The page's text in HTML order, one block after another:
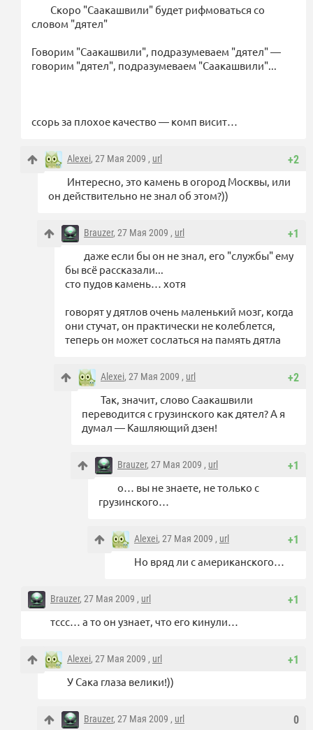
Скоро "Саакашвили" будет рифмоваться со
словом "дятел"
Говорим "Саакашвили", подразумеваем "дятел" —
говорим "дятел", подразумеваем "Саакашвили"...
ссорь за плохое качество — комп висит…
+2
Alexei, 27 Мая 2009 , url
Интересно, это камень в огород Москвы, или
он действительно не знал об этом?))
+1
Brauzer, 27 Мая 2009 , url
даже если бы он не знал, его "службы" ему
бы всё рассказали...
сто пудов камень… хотя
говорят у дятлов очень маленький мозг, когда
они стучат, он практически не колеблется,
теперь он может сослаться на память дятла
+2
Alexei, 27 Мая 2009 , url
Так, значит, слово Саакашвили
переводится с грузинского как дятел? А я
думал — Кашляющий дзен!
+1
Brauzer, 27 Мая 2009 , url
о… вы не знаете, не только с
грузинского…
+1
Alexei, 27 Мая 2009 , url
Но вряд ли с американского…
+1
Brauzer, 27 Мая 2009 , url
тссс… а то он узнает, что его кинули…
+1
Alexei, 27 Мая 2009 , url
У Сака глаза велики!))
0
Brauzer, 27 Мая 2009 , url